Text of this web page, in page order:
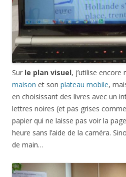
Sur le plan visuel, j’utilise encore
maison et son plateau mobile,
en choisissant des livres avec un
lettres noires (et pas grises
papier qui ne laisse pas voir la
heure sans l’aide de la caméra.
de main…